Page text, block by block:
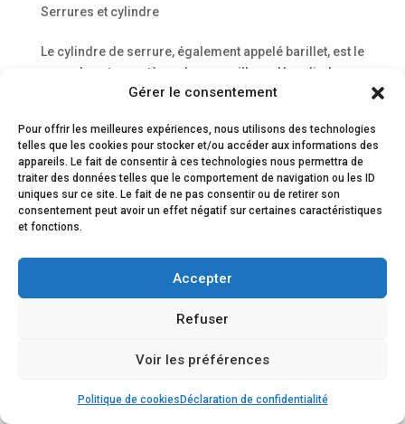
Gérer le consentement
Pour offrir les meilleures expériences, nous utilisons des technologies
telles que les cookies pour stocker et/ou accéder aux informations des
appareils. Le fait de consentir à ces technologies nous permettra de
traiter des données telles que le comportement de navigation ou les ID
uniques sur ce site. Le fait de ne pas consentir ou de retirer son
consentement peut avoir un effet négatif sur certaines caractéristiques
et fonctions.
Accepter
Refuser
Voir les préférences
Politique de cookies Déclaration de confidentialité
Avis clients Intervention Devis/contact
Serrures et cylindre
Le cylindre de serrure, également appelé barillet, est le
cœur de votre système de verrouillage. Un cylindre
usé, abîmé ou obsolète peut compromettre la sécurité
pourquoi, quand et comment vous devez envisager
le...
ACCUEIL
Elegant Themes| Propulsé Par